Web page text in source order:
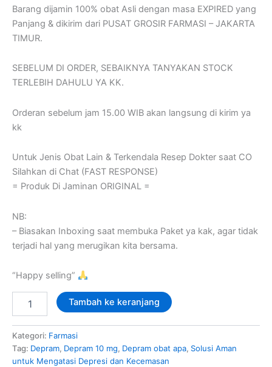
Barang dijamin 100% obat Asli dengan masa EXPIRED yang
Panjang & dikirim dari PUSAT GROSIR FARMASI – JAKARTA
TIMUR.
SEBELUM DI ORDER, SEBAIKNYA TANYAKAN STOCK
TERLEBIH DAHULU YA KK.
Orderan sebelum jam 15.00 WIB akan langsung di kirim ya
kk
Untuk Jenis Obat Lain & Terkendala Resep Dokter saat CO
Silahkan di Chat (FAST RESPONSE)
= Produk Di Jaminan ORIGINAL =
NB:
– Biasakan Inboxing saat membuka Paket ya kak, agar tidak
terjadi hal yang merugikan kita bersama.
“Happy selling”
Tambah ke keranjang
Kategori: Farmasi
Tag: Depram, Depram 10 mg, Depram obat apa, Solusi Aman
untuk Mengatasi Depresi dan Kecemasan